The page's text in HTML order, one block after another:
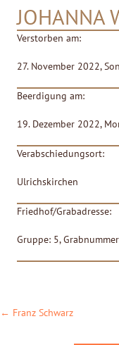
JOHANNA
Verstorben am:
27. November 2022,
Beerdigung am:
19. Dezember 2022,
Verabschiedungsort:
Ulrichskirchen
Friedhof/Grabadresse:
Gruppe: 5,
POSTS
← Franz Schwarz